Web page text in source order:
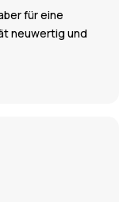
für eine
neuwertig und